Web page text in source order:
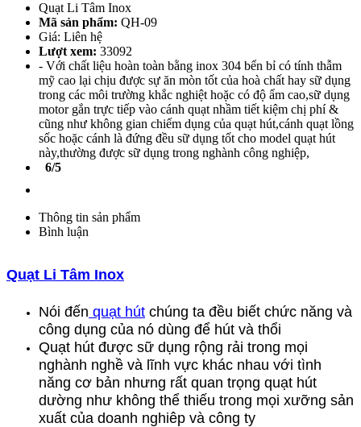
Quạt Li Tâm Inox
Mã sản phẩm: QH-09
Giá: Liên hệ
Lượt xem: 33092
- Với chất liệu hoàn toàn bằng inox 304 bển bỉ có tính thẫm
mỹ cao lại chịu được sự ăn mòn tốt của hoà chất hay sữ dụng
trong các môi trường khắc nghiệt hoặc có độ ẩm cao,sữ dụng
motor gắn trực tiếp vào cánh quạt nhầm tiết kiệm chị phí &
cũng như không gian chiếm dụng của quạt hút,cánh quạt lồng
sốc hoặc cánh là đứng đều sữ dụng tốt cho model quạt hút
này,thường được sữ dụng trong nghành công nghiệp,
6/5
Thông tin sản phẩm
Bình luận
Quạt Li Tâm Inox
Nói đến quạt hút chúng ta đều biết chức năng và
công dụng của nó dùng để hút và thổi
Quạt hút được sữ dụng rộng rải trong mọi
nghành nghề và lĩnh vực khác nhau với tình
năng cơ bản nhưng rất quan trọng quạt hút
dường như không thể thiếu trong mọi xưỡng sản
xuất của doanh nghiêp và công ty